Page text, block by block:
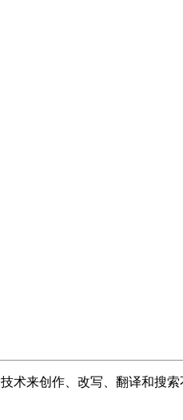
术来创作、改写、翻译和搜